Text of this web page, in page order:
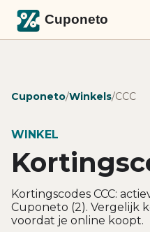
Cuponeto/Winkels/CCC
WINKEL
Kortingscodes CCC:
Cuponeto (2). Vergelijk
voordat je online koopt.